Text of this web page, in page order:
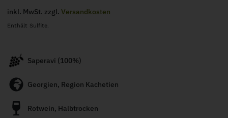
inkl. MwSt. zzgl. Versandkosten
Enthält Sulfite.
Saperavi (100%)
Georgien, Region Kachetien
Rotwein, Halbtrocken